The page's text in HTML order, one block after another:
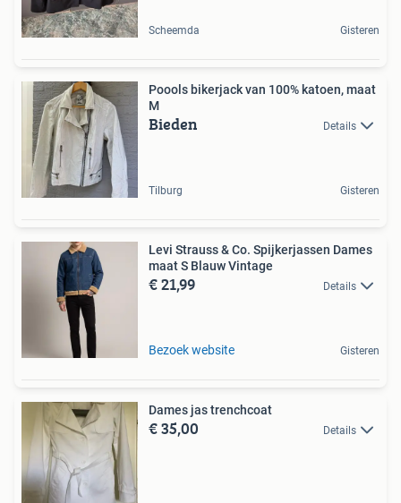
Scheemda Gisteren
Poools bikerjack van 100% katoen, maat
M
Bieden Details
Tilburg Gisteren
Levi Strauss & Co. Spijkerjassen Dames
maat S Blauw Vintage
€ 21,99 Details
Bezoek website Gisteren
Dames jas trenchcoat
€ 35,00 Details